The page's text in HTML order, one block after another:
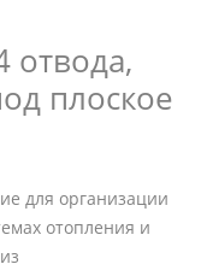
отвода,
плоское
для организации
отопления и